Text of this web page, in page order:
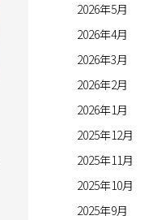
2026年5月
2026年4月
2026年3月
2026年2月
2026年1月
2025年12月
2025年11月
2025年10月
2025年9月